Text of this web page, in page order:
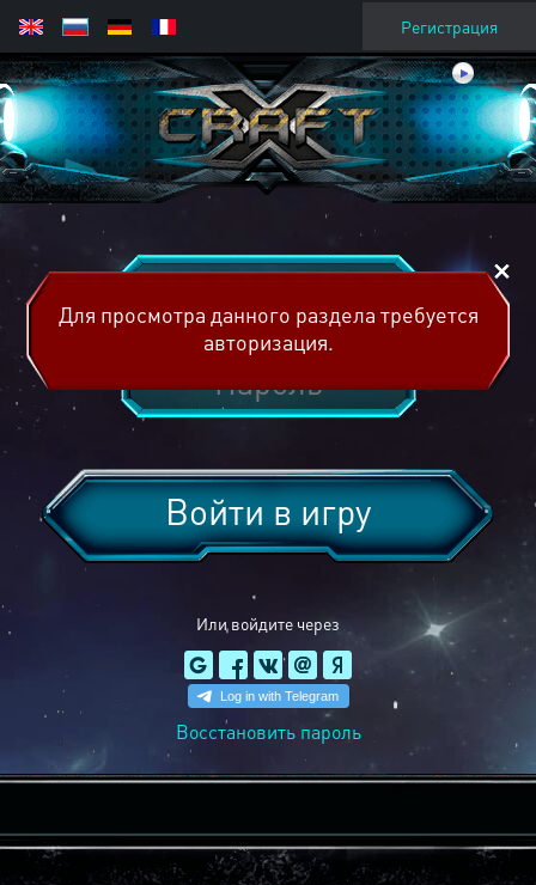
Регистрация
Или войдите через
Войти в игру
Восстановить пароль
Для просмотра данного раздела требуется
авторизация.